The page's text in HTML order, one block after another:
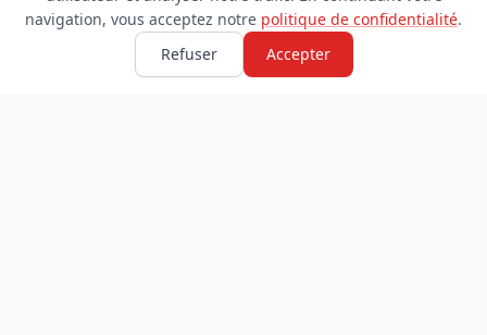
navigation, vous acceptez notre politique de confidentialité.
Refuser
Accepter